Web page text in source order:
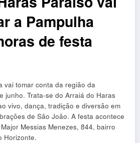
a Pampulha
de festa
vai tomar conta da região da
junho. Trata-se do Arraiá do Haras
vivo, dança, tradição e diversão em
de São João. A festa acontece
Messias Menezes, 844, bairro
Horizonte.